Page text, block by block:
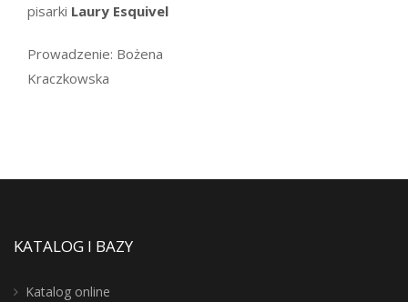
pisarki Laury Esquivel
Prowadzenie: Bożena
Kraczkowska
KATALOG I BAZY
Katalog online